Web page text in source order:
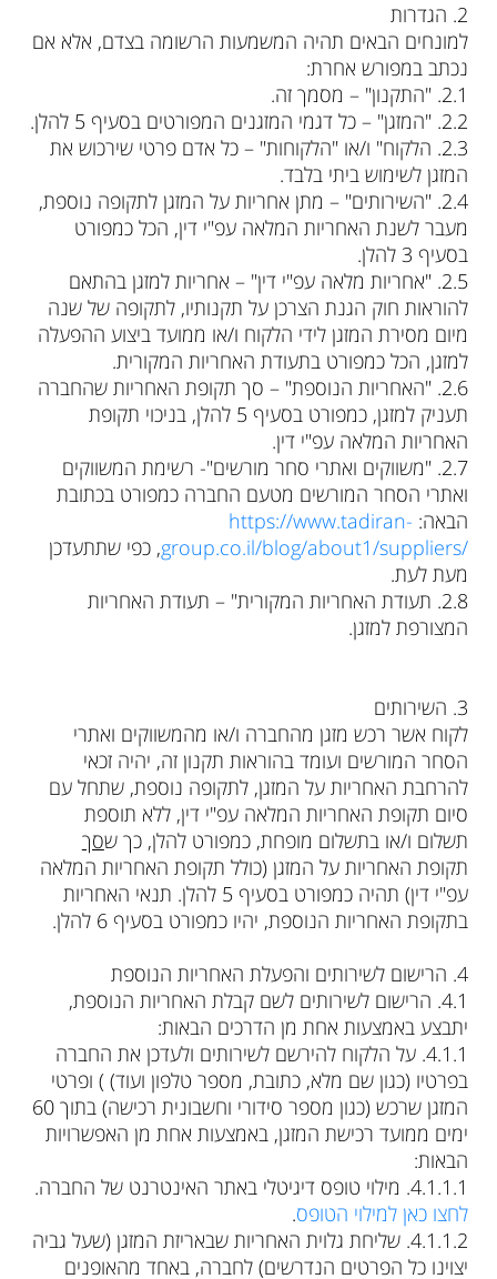
2. הגדרות
למונחים הבאים תהיה המשמעות הרשומה בצדם, אלא אם
נכתב במפורש אחרת:
‮ㅤㅤ1.2‬. "התקנון" – מסמך זה.
‮ㅤㅤ2.2‬. "המזגן" – כל דגמי המזגנים המפורטים בסעיף 5 להלן.
‮ㅤㅤ3.2‬. הלקוח" ו/או "הלקוחות" – כל אדם פרטי שירכוש את
המזגן לשימוש ביתי בלבד.
‮ㅤㅤ4.2‬. "השירותים" – מתן אחריות על המזגן לתקופה נוספת,
מעבר לשנת האחריות המלאה עפ"י דין, הכל כמפורט
בסעיף 3 להלן.
‮ㅤㅤ5.2‬. "אחריות מלאה עפ"י דין" – אחריות למזגן בהתאם
להוראות חוק הגנת הצרכן על תקנותיו, לתקופה של שנה
מיום מסירת המזגן לידי הלקוח ו/או ממועד ביצוע ההפעלה
למזגן, הכל כמפורט בתעודת האחריות המקורית.
‮ㅤㅤ6.2‬. "האחריות הנוספת" – סך תקופת האחריות שהחברה
תעניק למזגן, כמפורט בסעיף 5 להלן, בניכוי תקופת
האחריות המלאה עפ"י דין.
‮ㅤㅤ7.2‬. ‬"משווקים ואתרי סחר מורשים"- רשימת המשווקים
ואתרי הסחר המורשים מטעם החברה כמפורט בכתובת
הבאה: ‎ https://www.tadiran-
group.co.il/blog/about1/suppliers/‎, כפי שתתעדכן
מעת לעת.
‮ㅤㅤ8.2‬. תעודת האחריות המקורית" – תעודת האחריות
המצורפת למזגן.
3. השירותים
לקוח אשר רכש מזגן מהחברה ו/או מהמשווקים ואתרי
הסחר המורשים ועומד בהוראות תקנון זה, יהיה זכאי
להרחבת האחריות על המזגן, לתקופה נוספת, שתחל עם
סיום תקופת האחריות המלאה עפ"י דין, ללא תוספת
תשלום ו/או בתשלום מופחת, כמפורט להלן, כך שסך
תקופת האחריות על המזגן (כולל תקופת האחריות המלאה
עפ"י דין) תהיה כמפורט בסעיף 5 להלן. תנאי האחריות
בתקופת האחריות הנוספת, יהיו כמפורט בסעיף 6 להלן.
4. הרישום לשירותים והפעלת האחריות הנוספת
‮ㅤㅤ1.4‬. הרישום לשירותים לשם קבלת האחריות הנוספת,
יתבצע באמצעות אחת מן הדרכים הבאות:
‮ㅤㅤㅤ1.1.4‬. על הלקוח להירשם לשירותים ולעדכן את החברה
בפרטיו (כגון שם מלא, כתובת, מספר טלפון ועוד) ) ופרטי
המזגן שרכש (כגון מספר סידורי וחשבונית רכישה) בתוך 60
ימים ממועד רכישת המזגן, באמצעות אחת מן האפשרויות
הבאות:
‮ㅤㅤㅤㅤ1.1.1.4‬. מילוי טופס דיגיטלי באתר האינטרנט של החברה.
לחצו כאן למילוי הטופס.
‮ㅤㅤㅤㅤ2.1.1.4‬. שליחת גלוית האחריות שבאריזת המזגן (שעל גביה
יצוינו כל הפרטים הנדרשים) לחברה, באחד מהאופנים